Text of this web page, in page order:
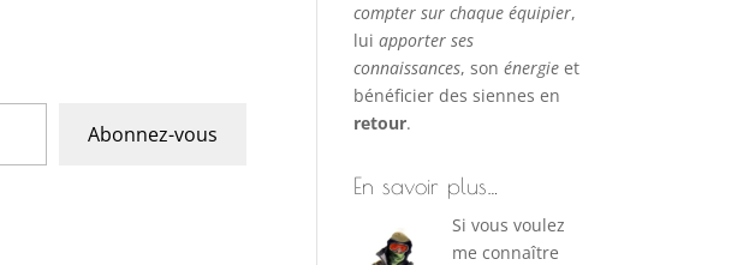
Abonnez-vous
compter sur chaque équipier,
luiapporter ses
connaissances, sonénergie et
bénéficier des siennes en
retour.
En savoir plus…
Si vous voulez
me connaître